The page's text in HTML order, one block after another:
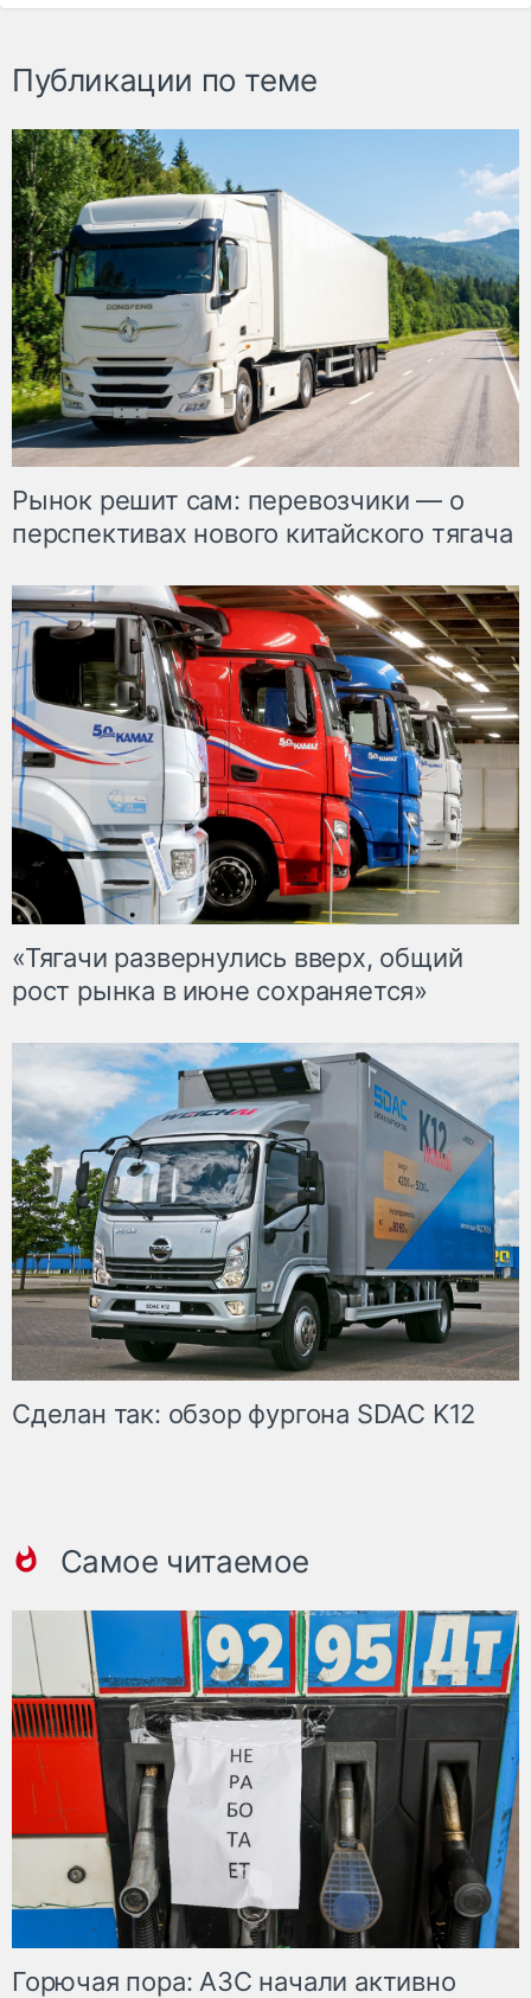
Публикации по теме
Рынок решит сам: перевозчики — о
перспективах нового китайского тягача
«Тягачи развернулись вверх, общий
рост рынка в июне сохраняется»
Сделан так: обзор фургона SDAC K12
Самое читаемое
Горючая пора: АЗС начали активно